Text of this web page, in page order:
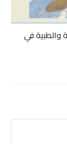
والطبية في